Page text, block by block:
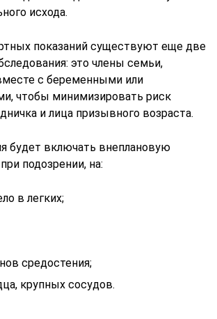
исхода.
показаний существуют еще две
это члены семьи,
с беременными или
чтобы минимизировать риск
и лица призывного возраста.
будет включать внеплановую
подозрении, на:
в легких;
средостения;
крупных сосудов.